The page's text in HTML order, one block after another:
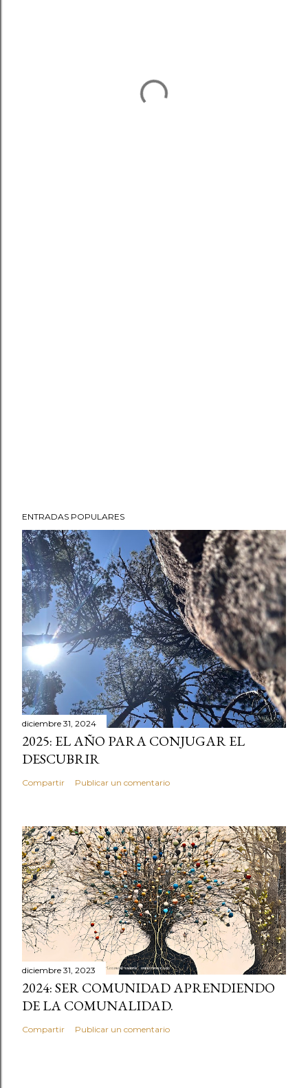
ENTRADAS POPULARES
diciembre 31, 2024
2025: EL AÑO PARA CONJUGAR EL
DESCUBRIR
Compartir Publicar un comentario
diciembre 31, 2023
2024: SER COMUNIDAD APRENDIENDO
DE LA COMUNALIDAD.
Compartir Publicar un comentario